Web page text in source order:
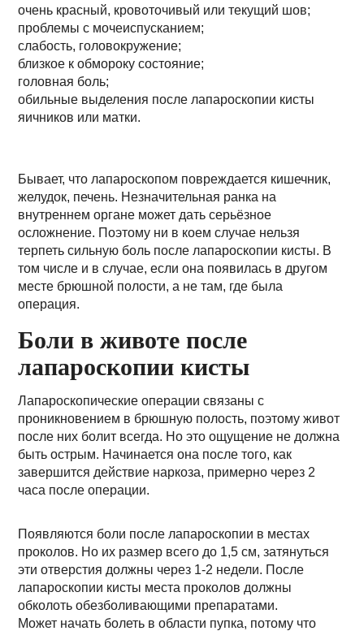
очень красный, кровоточивый или текущий шов;
проблемы с мочеиспусканием;
слабость, головокружение;
близкое к обмороку состояние;
головная боль;
обильные выделения после лапароскопии кисты
яичников или матки.
Бывает, что лапароскопом повреждается кишечник,
желудок, печень. Незначительная ранка на
внутреннем органе может дать серьёзное
осложнение. Поэтому ни в коем случае нельзя
терпеть сильную боль после лапароскопии кисты. В
том числе и в случае, если она появилась в другом
месте брюшной полости, а не там, где была
операция.
Боли в животе после
лапароскопии кисты
Лапароскопические операции связаны с
проникновением в брюшную полость, поэтому живот
после них болит всегда. Но это ощущение не должна
быть острым. Начинается она после того, как
завершится действие наркоза, примерно через 2
часа после операции.
Появляются боли после лапароскопии в местах
проколов. Но их размер всего до 1,5 см, затянуться
эти отверстия должны через 1-2 недели. После
лапароскопии кисты места проколов должны
обколоть обезболивающими препаратами.
Может начать болеть в области пупка, потому что